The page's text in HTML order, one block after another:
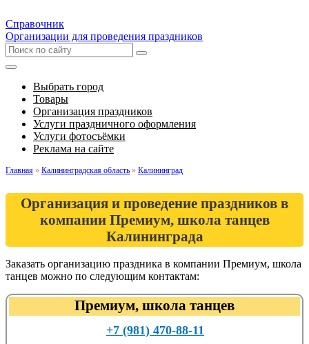
Справочник
Организации для проведения праздников
Выбрать город
Товары
Организация праздников
Услуги праздничного оформления
Услуги фотосъёмки
Реклама на сайте
Главная » Калининградская область » Калининград
Организация и проведение праздников в
компании Премиум, школа танцев
Калининграда
Заказать организацию праздника в компании Премиум, школа
танцев можно по следующим контактам:
Премиум, школа танцев
+7 (981) 470-88-11